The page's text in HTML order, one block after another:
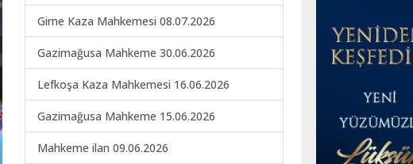
Girne Kaza Mahkemesi 08.07.2026
Gazimağusa Mahkeme 30.06.2026
Lefkoşa Kaza Mahkemesi 16.06.2026
Gazimağusa Mahkeme 15.06.2026
Mahkeme ilan 09.06.2026